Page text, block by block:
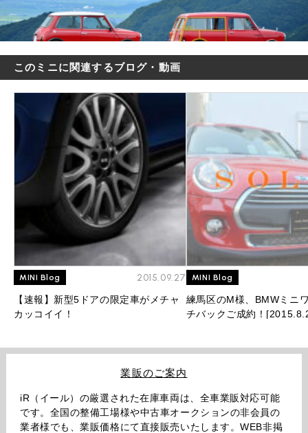
このミニに関連するブログ・動画
MINI Blog 2015.09.27
【速報】新型5ドアの限定車がメチャ
カッコイイ！
MINI Blog
練馬区のM様、BMWミニ
チバックご成約！
業販のご案内
iR（イール）の厳選された在庫車両は、全車業販対応可能
です。全国の整備工場様や中古車オークションの非会員の
業者様でも、業販価格にて直接販売いたします。WEB非掲